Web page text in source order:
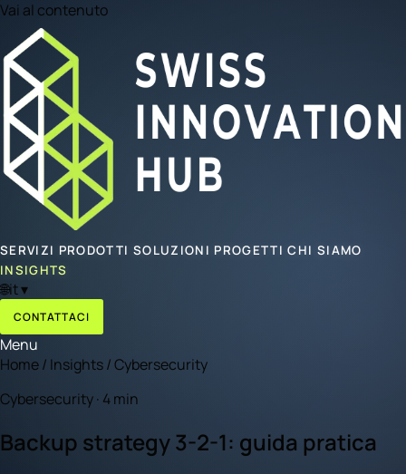
Vai al contenuto
SERVIZI PRODOTTI SOLUZIONI PROGETTICHI SIAMO
INSIGHTS
🌐it▾
CONTATTACI
Menu
Home/ Insights/Cybersecurity
Cybersecurity · 4 min
Backup strategy 3-2-1: guida pratica